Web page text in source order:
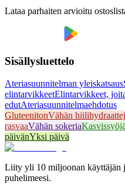
Lataa parhaiten arvioitu
Sisällysluettelo
Ateriasuunnitelman yleiskatsaus
elintarvikkeetElintarvikkeet,
edutAteriasuunnitelmaehdotus
GluteenitonVähän
rasvaaVähän sokeria
päivänYksi päivä
Liity yli 10 miljoonan käyttäjän
puhelimeesi.